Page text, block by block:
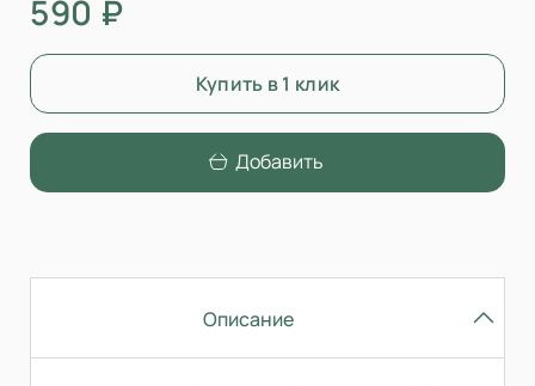
590 ₽
Купить в 1 клик
Добавить
Описание